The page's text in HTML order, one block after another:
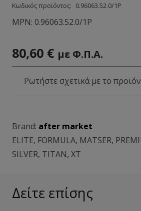
Κωδικός προϊόντος: 0.96063.52.0/1Ρ
MPN: 0.96063.52.0/1Ρ
80,60 € με Φ.Π.Α.
Ρωτήστε σχετικά με το προϊόν
Brand: after market
ELITE, FORMULA, MATSER,
SILVER, TITAN, XT
Δείτε επίσης